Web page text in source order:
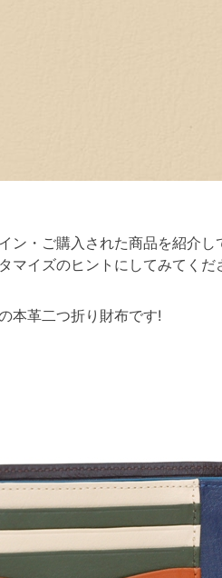
ン・ご購入された商品を紹介し
マイズのヒントにしてみてくだ
本革二つ折り財布です!